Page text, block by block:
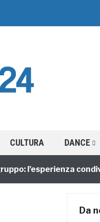
CULTURA DANCE
condivisa
Da